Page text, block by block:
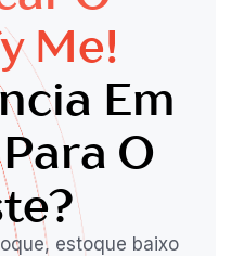
Me!
Em
O
estoque baixo